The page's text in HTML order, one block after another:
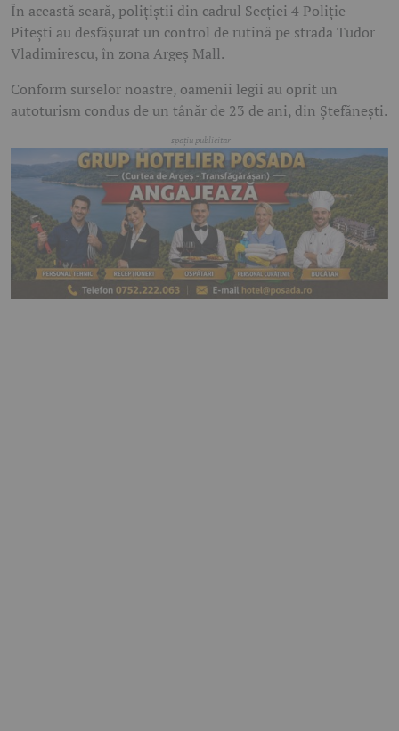
În această seară, polițiștii din cadrul Secției 4 Poliție
Pitești au desfășurat un control de rutină pe strada Tudor
Vladimirescu, în zona Argeș Mall.
Conform surselor noastre, oamenii legii au oprit un
autoturism condus de un tânăr de 23 de ani, din Ștefănești.